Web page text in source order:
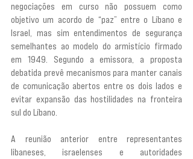
negociações em curso não possuem como
objetivo um acordo de “paz” entre o Líbano e
Israel, mas sim entendimentos de segurança
semelhantes ao modelo do armistício firmado
em 1949. Segundo a emissora, a proposta
debatida prevê mecanismos para manter canais
de comunicação abertos entre os dois lados e
evitar expansão das hostilidades na fronteira
sul do Líbano.
A reunião anterior entre representantes
libaneses, israelenses e autoridades